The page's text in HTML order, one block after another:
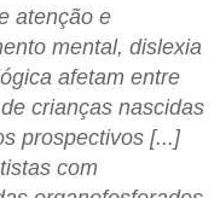
atenção e
mental, dislexia
afetam entre
crianças nascidas
prospectivos [...]
com